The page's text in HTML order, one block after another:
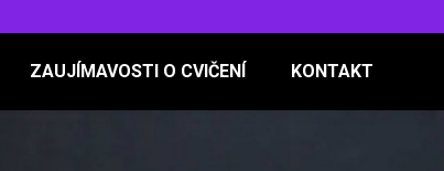
ZAUJÍMAVOSTI O CVIČENÍ KONTAKT